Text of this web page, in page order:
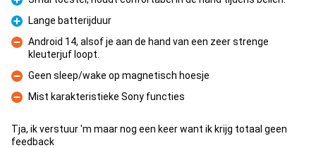
Pro
Pro
Lange batterijduur
Con
Android 14, alsof je aan de hand van een zeer strenge
kleuterjuf loopt.
Con
Geen sleep/wake op magnetisch hoesje
Con
Mist karakteristieke Sony functies
Tja, ik verstuur 'm maar nog een keer want ik krijg totaal geen
feedback